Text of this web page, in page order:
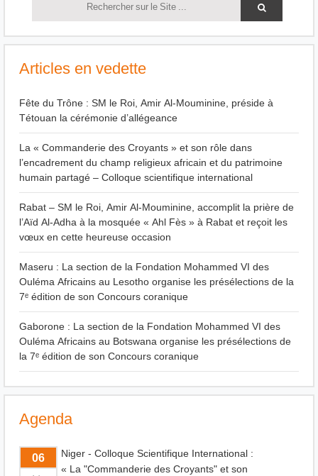
Articles en vedette
Fête du Trône : SM le Roi, Amir Al-Mouminine, préside à
Tétouan la cérémonie d’allégeance
La « Commanderie des Croyants » et son rôle dans
l’encadrement du champ religieux africain et du patrimoine
humain partagé – Colloque scientifique international
Rabat – SM le Roi, Amir Al-Mouminine, accomplit la prière de
l’Aïd Al-Adha à la mosquée « Ahl Fès » à Rabat et reçoit les
vœux en cette heureuse occasion
Maseru : La section de la Fondation Mohammed VI des
Ouléma Africains au Lesotho organise les présélections de la
7ᵉ édition de son Concours coranique
Gaborone : La section de la Fondation Mohammed VI des
Ouléma Africains au Botswana organise les présélections de
la 7ᵉ édition de son Concours coranique
Agenda
06
Niger - Colloque Scientifique International :
« La "Commanderie des Croyants" et son